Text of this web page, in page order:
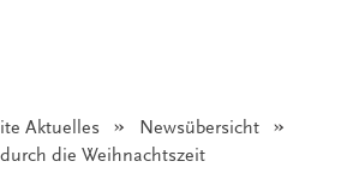
Aktuelles
Newsübersicht
die Weihnachtszeit